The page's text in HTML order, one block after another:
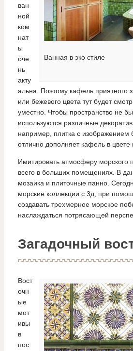
Ванная в эко стиле
ван
ной
ком
нат
ы
оче
нь
акту
альна. Поэтому кафель приятного
или бежевого цвета тут будет
уместно. Чтобы пространство не
используются различные
например, плитка с изображением
отлично дополняет кафель в цвете
Имитировать атмосферу морского
всего в больших помещениях. В
мозаика и плиточные панно.
морские коллекции с 3д, при
создавать трехмерное морское
наслаждаться потрясающей
Загадочный
Вост
очн
ые
мот
ивы
в
пос